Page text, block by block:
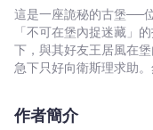
倪
匡
(衛
理)
這是一座詭秘的古堡──
「不可在堡內捉迷藏」的指令。 白素表妹高彩虹在
下，與其好友王居風在
急下只好向衛斯理求助
大公古堡的管理員古昂
作者簡介